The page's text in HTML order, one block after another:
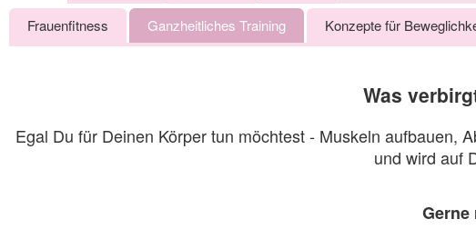
Frauenfitness Ganzheitliches Training Konzepte für
Was
Egal Du für Deinen Körper tun möchtest - Muskeln aufbauen,
und wird auf